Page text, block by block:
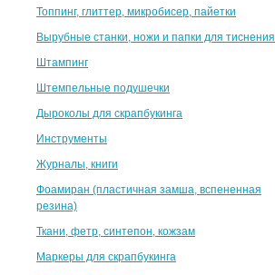
Топпинг, глиттер, микробисер, пайетки
Вырубные станки, ножи и папки для тиснения
Штампинг
Штемпельные подушечки
Дыроколы для скрапбукинга
Инструменты
Журналы, книги
Фоамиран (пластичная замша, вспененная
резина)
Ткани, фетр, синтепон, кожзам
Маркеры для скрапбукинга